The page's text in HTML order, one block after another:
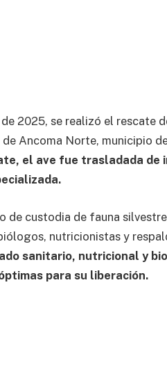
2025, se realizó el rescate
Ancoma Norte, municipio
el ave fue trasladada de
de custodia de fauna
nutricionistas y
sanitario, nutricional y
para su liberación.